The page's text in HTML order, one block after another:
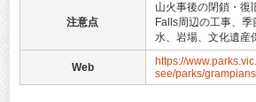
注意点
山火事後の閉鎖・復
Falls周辺の工事、季
水、岩場、文化遺産
Web
https://
see/parks/